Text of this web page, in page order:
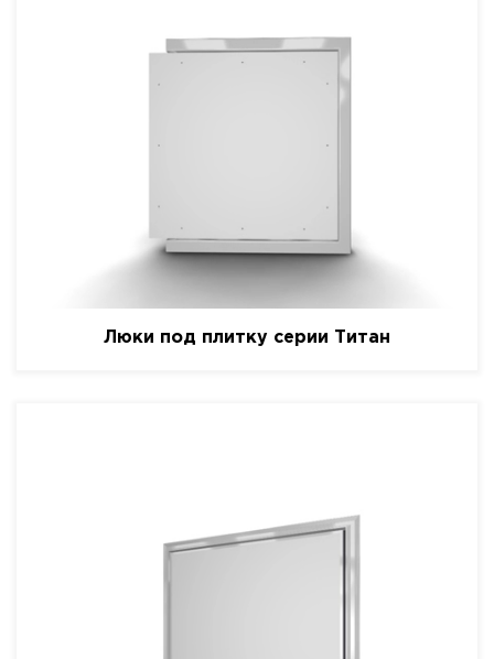
Люки под плитку серии Титан